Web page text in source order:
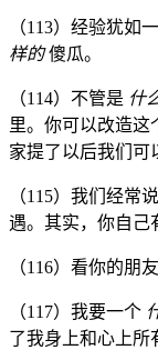
（113）经验犹如
样的傻瓜。
（114）不管是 什
里。你可以改造这
家提了以后我们可
（115）我们经常
遇。其实，你自己
（116）看你的朋
（117）我要一个
了我身上和心上所